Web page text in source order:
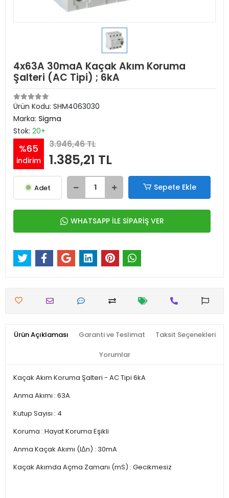
4x63A 30maA Kaçak Akım Koruma
Şalteri (AC Tipi) ; 6kA
Ürün Kodu: SHM4063030
Marka: Sigma
Stok: 20+
%65
indirim
3.946,46 TL
1.385,21 TL
Adet Sepete Ekle
WHATSAPP İLE SİPARİŞ VER
Ürün Açıklaması Garanti ve Teslimat Taksit Seçenekleri
Yorumlar
Kaçak Akım Koruma Şalteri - AC Tipi 6kA
Anma Akımı : 63A
Kutup Sayısı : 4
Koruma : Hayat Koruma Eşikli
Anma Kaçak Akımı (IΔn) : 30mA
Kaçak Akımda Açma Zamanı (mS) : Gecikmesiz